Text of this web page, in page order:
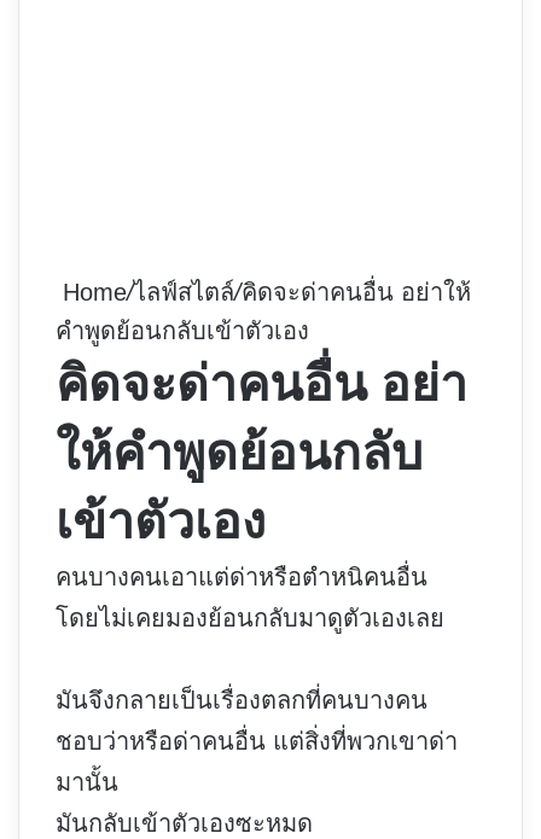
Home/ไลฟ์สไตล์/คิดจะด่าคนอื่น อย่าให้
คำพูดย้อนกลับเข้าตัวเอง
คิดจะด่าคนอื่น อย่า
ให้คำพูดย้อนกลับ
เข้าตัวเอง
คนบางคนเอาแต่ด่าหรือตำหนิคนอื่น
โดยไม่เคยมองย้อนกลับมาดูตัวเองเลย
มันจึงกลายเป็นเรื่องตลกที่คนบางคน
ชอบว่าหรือด่าคนอื่น แต่สิ่งที่พวกเขาด่า
มานั้น
มันกลับเข้าตัวเองซะหมด